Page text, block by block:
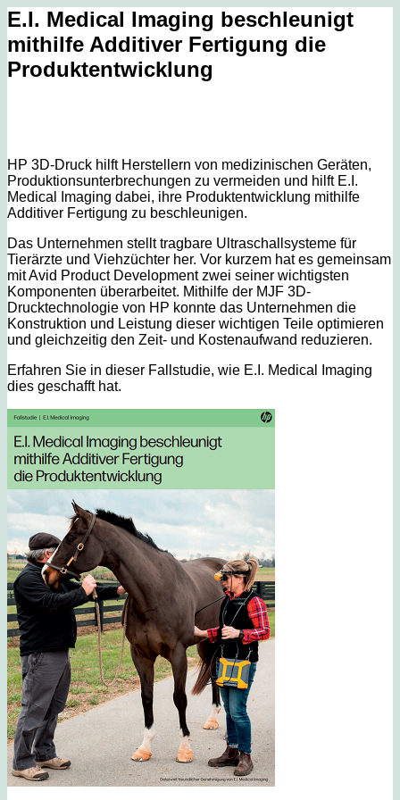
E.I. Medical Imaging beschleunigt
mithilfe Additiver Fertigung die
Produktentwicklung
HP 3D-Druck hilft Herstellern von medizinischen Geräten,
Produktionsunterbrechungen zu vermeiden und hilft E.I.
Medical Imaging dabei, ihre Produktentwicklung mithilfe
Additiver Fertigung zu beschleunigen.
Das Unternehmen stellt tragbare Ultraschallsysteme für
Tierärzte und Viehzüchter her. Vor kurzem hat es gemeinsam
mit Avid Product Development zwei seiner wichtigsten
Komponenten überarbeitet. Mithilfe der MJF 3D-
Drucktechnologie von HP konnte das Unternehmen die
Konstruktion und Leistung dieser wichtigen Teile optimieren
und gleichzeitig den Zeit- und Kostenaufwand reduzieren.
Erfahren Sie in dieser Fallstudie, wie E.I. Medical Imaging
dies geschafft hat.